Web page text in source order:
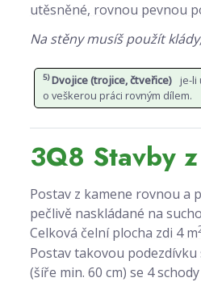
utěsněné, rovnou pevnou
Na stěny musíš použít
5)Dvojice (trojice, čtveřice)
je-li
o veškerou práci rovným dílem.
3Q8 Stavby
Postav z kamene rovnou a
pečlivě naskládané na
Celková čelní plocha zdi 4 m
Postav takovou
(šíře min. 60 cm) se 4